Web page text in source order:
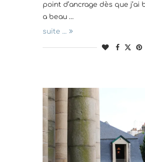
point d’ancrage dès que j’ai
a beau …
suite ...